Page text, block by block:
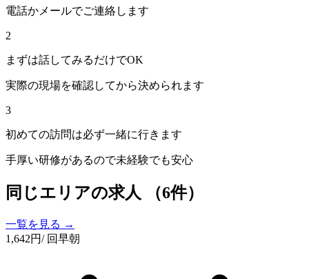
電話かメールでご連絡します
2
まずは話してみるだけでOK
実際の現場を確認してから決められます
3
初めての訪問は必ず一緒に行きます
手厚い研修があるので未経験でも安心
同じエリアの求人 （6件）
一覧を見る →
1,642円/ 回早朝